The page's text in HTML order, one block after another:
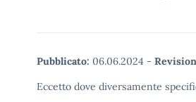
Pubblicato: 06.06.2024 -
Eccetto dove diversamente